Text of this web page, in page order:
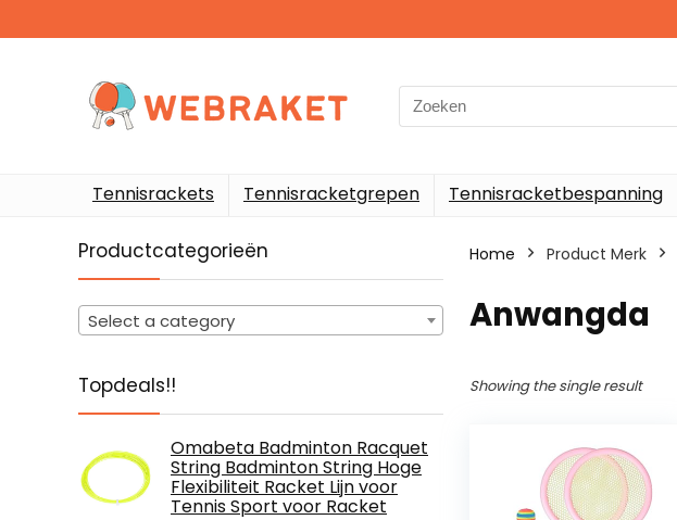
Search
for:
Tennisrackets Tennisracketgrepen Tennisracketbespanning
Productcategorieën
Select a category
Topdeals!!
Omabeta Badminton Racquet
String Badminton String Hoge
Flexibiliteit Racket Lijn voor
Tennis Sport voor Racket
Home Product Merk
‎Anwangda
Showing the single result